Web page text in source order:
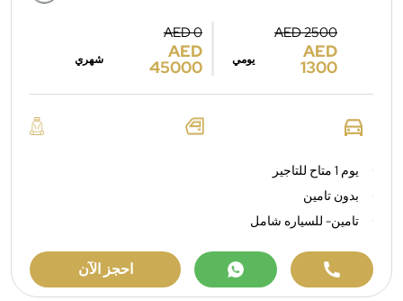
AED 2500
AED
1300 يومي
AED 0
AED
45000 شهري
يوم 1 متاح للتاجير
بدون تامين
تامين- للسياره شامل
احجز الآن